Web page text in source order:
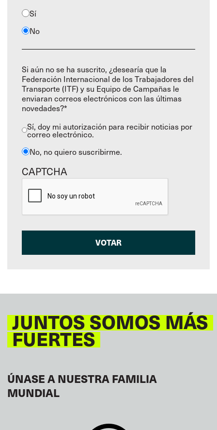
Sí
No
Si aún no se ha suscrito, ¿desearía que la
Federación Internacional de los Trabajadores del
Transporte (ITF) y su Equipo de Campañas le
enviaran correos electrónicos con las últimas
novedades?*
Sí, doy mi autorización para recibir noticias por
correo electrónico.
No, no quiero suscribirme.
CAPTCHA
JUNTOS SOMOS MÁS
FUERTES
ÚNASE A NUESTRA FAMILIA
MUNDIAL